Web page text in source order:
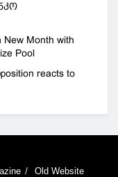
New Month with
Pool
reacts to
Old Website